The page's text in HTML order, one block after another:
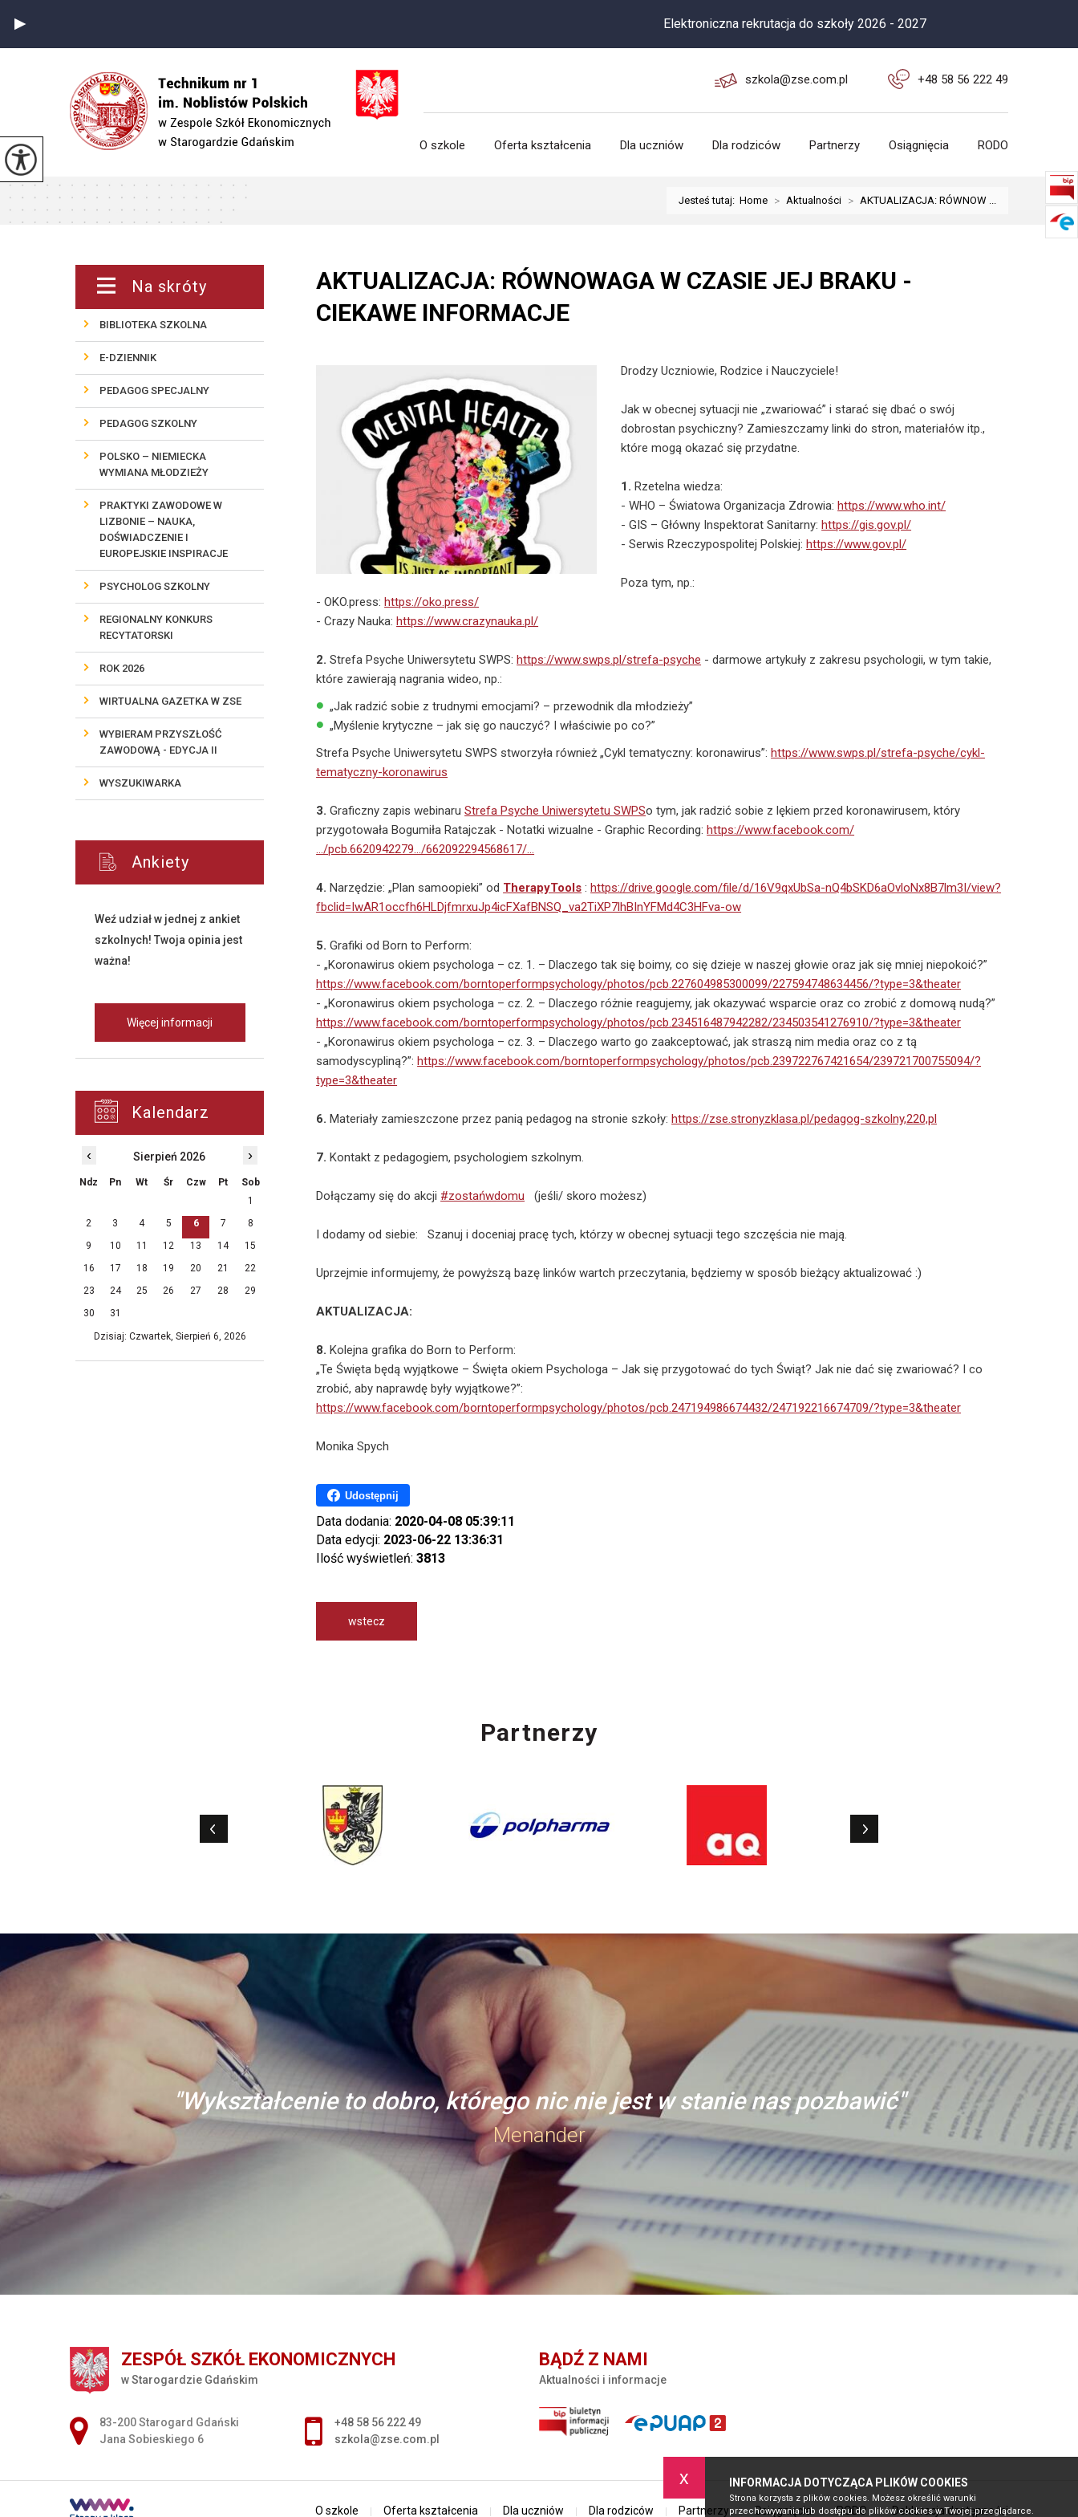
x INFORMACJA DOTYCZĄCA PLIKÓW COOKIES
Strona korzysta z plików cookies. Możesz określić warunki
przechowywania lub dostępu do plików cookies w Twojej przeglądarce.
Elektroniczna rekrutacja do szkoły 2026 - 2027
szkola@zse.com.pl +48 58 56 222 49
O szkole Oferta kształcenia Dla uczniów Dla rodziców Partnerzy Osiągnięcia RODO
Jesteś tutaj: Home > Aktualności > AKTUALIZACJA: RÓWNOW ...
AKTUALIZACJA: RÓWNOWAGA W CZASIE JEJ BRAKU -
CIEKAWE INFORMACJE
Drodzy Uczniowie, Rodzice i Nauczyciele!
Jak w obecnej sytuacji nie „zwariować” i starać się dbać o swój
dobrostan psychiczny? Zamieszczamy linki do stron, materiałów itp.,
które mogą okazać się przydatne.
1. Rzetelna wiedza:
- WHO – Światowa Organizacja Zdrowia:https://www.who.int/
- GIS – Główny Inspektorat Sanitarny:https://gis.gov.pl/
- Serwis Rzeczypospolitej Polskiej:https://www.gov.pl/
Poza tym, np.:
- OKO.press:https://oko.press/
- Crazy Nauka:https://www.crazynauka.pl/
2. Strefa Psyche Uniwersytetu SWPS:https://www.swps.pl/strefa-psyche - darmowe artykuły z zakresu psychologii, w tym takie,
które zawierają nagrania wideo, np.:
„Jak radzić sobie z trudnymi emocjami? – przewodnik dla młodzieży”
„Myślenie krytyczne – jak się go nauczyć? I właściwie po co?”
Strefa Psyche Uniwersytetu SWPS stworzyła również „Cykl tematyczny: koronawirus”:https://www.swps.pl/strefa-psyche/cykl-
tematyczny-koronawirus
3.Graficzny zapis webinaruStrefa Psyche Uniwersytetu SWPSo tym, jak radzić sobie z lękiem przed koronawirusem, który
przygotowała Bogumiła Ratajczak - Notatki wizualne - Graphic Recording:https://www.facebook.com/
…/pcb.6620942279…/662092294568617/…
4. Narzędzie: „Plan samoopieki” od TherapyTools :https://drive.google.com/file/d/16V9qxUbSa-nQ4bSKD6aOvloNx8B7lm3I/view?
fbclid=IwAR1occfh6HLDjfmrxuJp4icFXafBNSQ_va2TiXP7lhBInYFMd4C3HFva-ow
5. Grafiki od Born to Perform:
- „Koronawirus okiem psychologa – cz. 1. – Dlaczego tak się boimy, co się dzieje w naszej głowie oraz jak się mniej niepokoić?”
https://www.facebook.com/borntoperformpsychology/photos/pcb.227604985300099/227594748634456/?type=3&theater
- „Koronawirus okiem psychologa – cz. 2. – Dlaczego różnie reagujemy, jak okazywać wsparcie oraz co zrobić z domową nudą?”
https://www.facebook.com/borntoperformpsychology/photos/pcb.234516487942282/234503541276910/?type=3&theater
- „Koronawirus okiem psychologa – cz. 3. – Dlaczego warto go zaakceptować, jak straszą nim media oraz co z tą
samodyscypliną?”:https://www.facebook.com/borntoperformpsychology/photos/pcb.239722767421654/239721700755094/?
type=3&theater
6. Materiały zamieszczone przez panią pedagog na stronie szkoły:https://zse.stronyzklasa.pl/pedagog-szkolny,220,pl
7. Kontakt z pedagogiem, psychologiem szkolnym.
Dołączamy się do akcji #zostańwdomu (jeśli/ skoro możesz)
I dodamy od siebie: Szanuj i doceniaj pracę tych, którzy w obecnej sytuacji tego szczęścia nie mają.
Uprzejmie informujemy, że powyższą bazę linków wartch przeczytania, będziemy w sposób bieżący aktualizować :)
AKTUALIZACJA:
8.Kolejna grafika do Born to Perform:
„Te Święta będą wyjątkowe – Święta okiem Psychologa – Jak się przygotować do tych Świąt? Jak nie dać się zwariować? I co
zrobić, aby naprawdę były wyjątkowe?”:
https://www.facebook.com/borntoperformpsychology/photos/pcb.247194986674432/247192216674709/?type=3&theater
Monika Spych
Udostępnij
Data dodania: 2020-04-08 05:39:11
Data edycji: 2023-06-22 13:36:31
Ilość wyświetleń:3813
wstecz
Na skróty
BIBLIOTEKA SZKOLNA
E-DZIENNIK
PEDAGOG SPECJALNY
PEDAGOG SZKOLNY
POLSKO – NIEMIECKA
WYMIANA MŁODZIEŻY
PRAKTYKI ZAWODOWE W
LIZBONIE – NAUKA,
DOŚWIADCZENIE I
EUROPEJSKIE INSPIRACJE
PSYCHOLOG SZKOLNY
REGIONALNY KONKURS
RECYTATORSKI
ROK 2026
WIRTUALNA GAZETKA W ZSE
WYBIERAM PRZYSZŁOŚĆ
ZAWODOWĄ - EDYCJA II
WYSZUKIWARKA
Ankiety
Weź udział w jednej z ankiet
szkolnych! Twoja opinia jest
ważna!
Więcej informacji
Kalendarz
‹ Sierpień 2026 ›
Ndz Pn Wt Śr Czw Pt
Sob
1
2
3 4 5 6 7
8
9
10 11 12 13 14
15
16
17 18 19 20 21
22
23
24 25 26 27 28
29
30
31
Dzisiaj: Czwartek, Sierpień 6, 2026
Partnerzy
"Wykształcenie to dobro, którego nic nie jest w stanie nas pozbawić"
Menander
ZESPÓŁ SZKÓŁ EKONOMICZNYCH
w Starogardzie Gdańskim
Adres pocztowy:
83-200 Starogard Gdański
Jana Sobieskiego 6
+48 58 56 222 49
szkola@zse.com.pl
BĄDŹ Z NAMI
Aktualności i informacje
O szkole Oferta kształcenia Dla uczniów Dla rodziców Partnerzy Osiągnięcia RODO Deklaracja dostępności